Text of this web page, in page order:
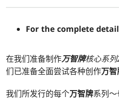
For the complete
在我们准备制作万智牌核心系
们已准备全面尝试各种创作万
我们所发行的每个万智牌系列